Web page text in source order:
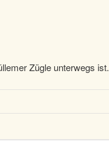
Zügle unterwegs ist.